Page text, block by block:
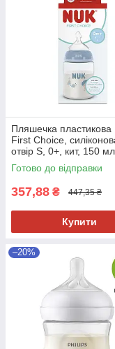
Пляшечка пластикова
First Choice,
отвір S, 0+, кит, 150 мл
Готово до відправки
357,88 ₴ 447,35 ₴
Купити
–20%